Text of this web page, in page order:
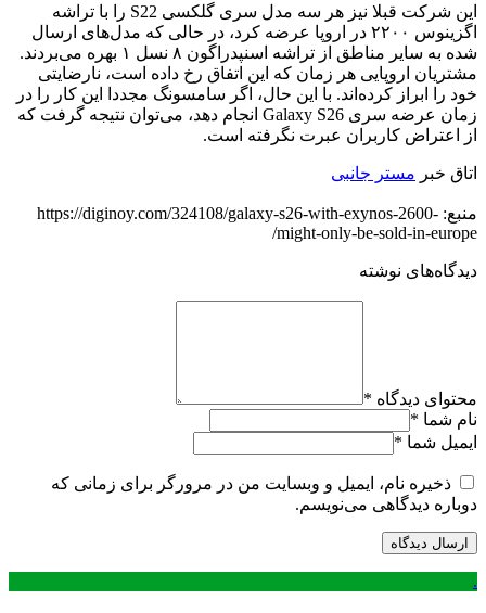
این شرکت قبلا نیز هر سه مدل سری گلکسی S22 را با تراشه
اگزینوس ۲۲۰۰ در اروپا عرضه کرد، در حالی که مدل‌های ارسال
شده به سایر مناطق از تراشه اسنپدراگون ۸ نسل ۱ بهره می‌بردند.
مشتریان اروپایی هر زمان که این اتفاق رخ داده است، نارضایتی
خود را ابراز کرده‌اند. با این حال، اگر سامسونگ مجددا این کار را در
زمان عرضه سری Galaxy S26 انجام دهد، می‌توان نتیجه گرفت که
از اعتراض کاربران عبرت نگرفته است.
اتاق خبر مستر جانبی
منبع: https://diginoy.com/324108/galaxy-s26-with-exynos-2600-
might-only-be-sold-in-europe/
دیدگاه‌های نوشته
محتوای دیدگاه *
نام شما *
ایمیل شما *
ذخیره نام، ایمیل و وبسایت من در مرورگر برای زمانی که
دوباره دیدگاهی می‌نویسم.
.